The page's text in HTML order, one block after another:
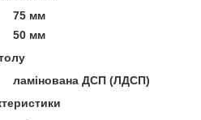
75 мм
50 мм
ламінована ДСП (ЛДСП)